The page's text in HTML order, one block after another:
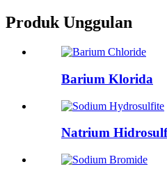
Produk Unggulan
Barium Klorida
Natrium